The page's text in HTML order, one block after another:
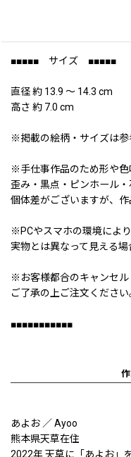
■■■■■ サイズ ■■■■■
直径 約 13.9 〜 14.3 cm
高さ 約 7.0 cm
※掲載の絵柄・サイズは参
※手仕事作品のため形や色
歪み・黒点・ピンホール
個体差がございますが、作
※PCやスマホの環境によ
実物とは異なって見える場
※お客様都合のキャンセル
ご了承の上ご注文ください
■■■■■■■■■■■
あよお ／ Ayoo
熊本県天草在住
2022年 天草に「あよお」